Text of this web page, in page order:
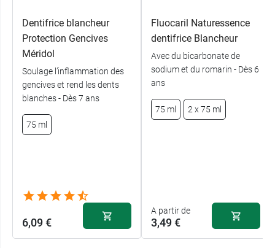
Dentifrice blancheur
Protection Gencives
Méridol
Soulage l’inflammation des
gencives et rend les dents
blanches - Dès 7 ans
75 ml
6,09 €
Fluocaril Naturessence
dentifrice Blancheur
Avec du bicarbonate de
sodium et du romarin - Dès 6
ans
75 ml 2 x 75 ml
A partir de
3,49 €